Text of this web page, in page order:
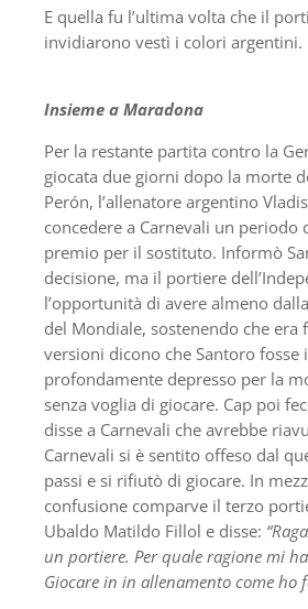
E quella fu l’ultima volta che il
invidiarono vestì i colori argentini.
Insieme a Maradona
Per la restante partita contro la
giocata due giorni dopo la morte
Perón, l’allenatore argentino
concedere a Carnevali un periodo
premio per il sostituto. Informò
decisione, ma il portiere
l’opportunità di avere almeno
del Mondiale, sostenendo che era
versioni dicono che Santoro fosse
profondamente depresso per la
senza voglia di giocare. Cap poi
disse a Carnevali che avrebbe
Carnevali si è sentito offeso dal
passi e si rifiutò di giocare. In
confusione comparve il terzo
Ubaldo Matildo Fillol e disse:
un portiere. Per quale ragione mi
Giocare in in allenamento come ho